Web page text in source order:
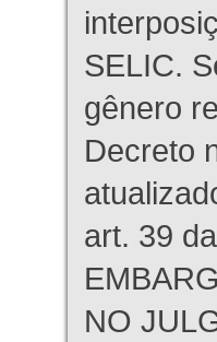
SELIC.
gênero
Decreto
art. 39
NO